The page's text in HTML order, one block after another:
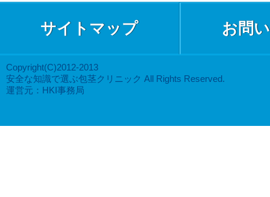
サイトマップ お問
Copyright(C)2012-2013
安全な知識で選ぶ包茎クリニック All Rights Reserved.
運営元：HKI事務局